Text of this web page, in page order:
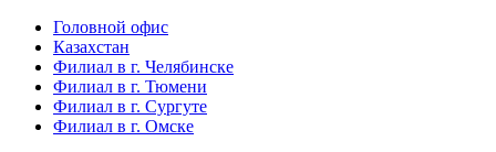
Головной офис
Казахстан
Филиал в г. Челябинске
Филиал в г. Тюмени
Филиал в г. Сургуте
Филиал в г. Омске